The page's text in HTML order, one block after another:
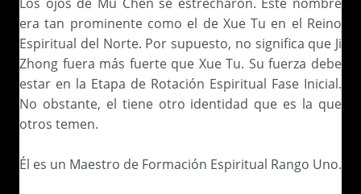
era tan prominente como el de Xue Tu en el Reino
Espiritual del Norte. Por supuesto, no significa que Ji
Zhong fuera más fuerte que Xue Tu. Su fuerza debe
estar en la Etapa de Rotación Espiritual Fase Inicial.
No obstante, el tiene otro identidad que es la que
otros temen.
Él es un Maestro de Formación Espiritual Rango Uno.